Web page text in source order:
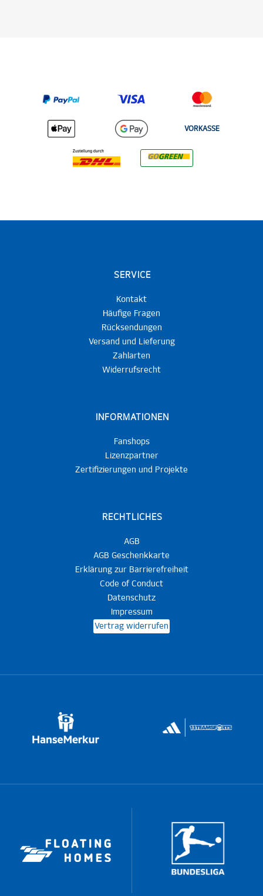
VORKASSE
SERVICE
Kontakt
Häufige Fragen
Rücksendungen
Versand und Lieferung
Zahlarten
Widerrufsrecht
INFORMATIONEN
Fanshops
Lizenzpartner
Zertifizierungen und Projekte
RECHTLICHES
AGB
AGB Geschenkkarte
Erklärung zur Barrierefreiheit
Code of Conduct
Datenschutz
Impressum
Vertrag widerrufen